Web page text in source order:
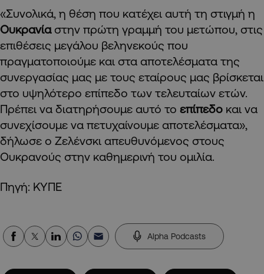
«Συνολικά, η θέση που κατέχει αυτή τη στιγμή η
Ουκρανία στην πρώτη γραμμή του μετώπου, στις
επιθέσεις μεγάλου βεληνεκούς που
πραγματοποιούμε και στα αποτελέσματα της
συνεργασίας μας με τους εταίρους μας βρίσκεται
στο υψηλότερο επίπεδο των τελευταίων ετών.
Πρέπει να διατηρήσουμε αυτό το επίπεδο και να
συνεχίσουμε να πετυχαίνουμε αποτελέσματα»,
δήλωσε ο Ζελένσκι απευθυνόμενος στους
Ουκρανούς στην καθημερινή του ομιλία.
Πηγή: ΚΥΠΕ
Alpha Podcasts